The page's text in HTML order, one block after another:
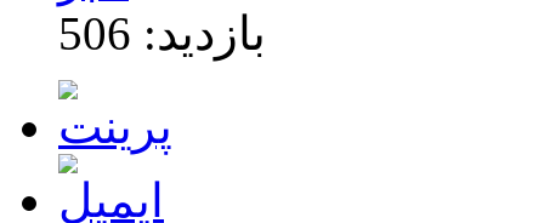
بازدید: 506